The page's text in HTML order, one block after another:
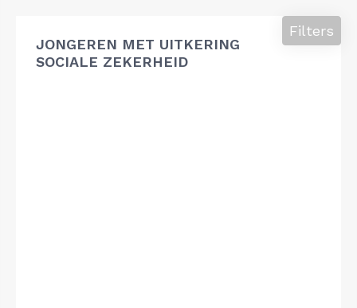
JONGEREN MET UITKERING
SOCIALE ZEKERHEID
Filters